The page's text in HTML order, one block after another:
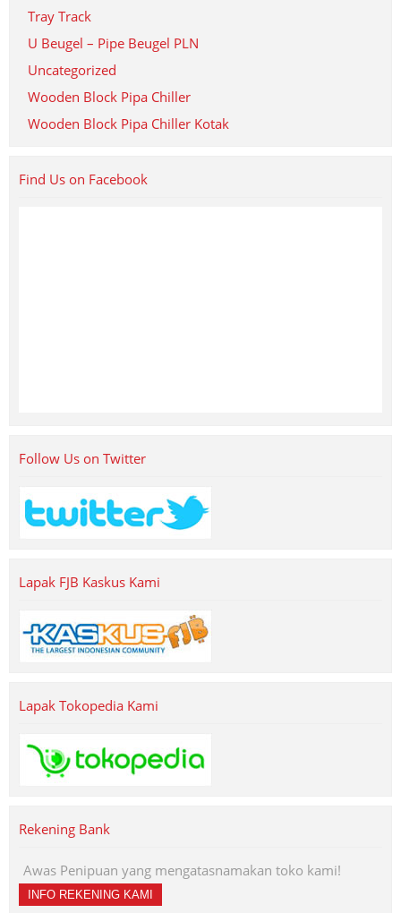
Tray Track
U Beugel – Pipe Beugel PLN
Uncategorized
Wooden Block Pipa Chiller
Wooden Block Pipa Chiller Kotak
Find Us on Facebook
Follow Us on Twitter
Lapak FJB Kaskus Kami
Lapak Tokopedia Kami
Rekening Bank
Awas Penipuan yang mengatasnamakan toko kami!
INFO REKENING KAMI